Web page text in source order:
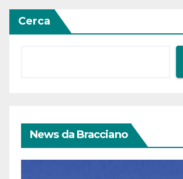
Cerca
News da Bracciano